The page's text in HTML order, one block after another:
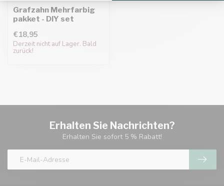
Grafzahn Mehrfarbig
pakket - DIY set
€18,95
Derzeit nicht auf Lager. Bald
zurück!
Erhalten Sie Nachrichten?
Erhalten Sie sofort 5 % Rabatt!